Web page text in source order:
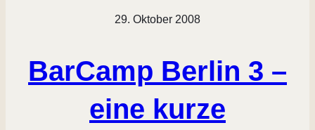
29. Oktober 2008
BarCamp Berlin 3 –
eine kurze